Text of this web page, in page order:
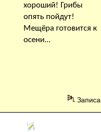
хороший! Грибы
опять пойдут!
Мещёра готовится к
осени...